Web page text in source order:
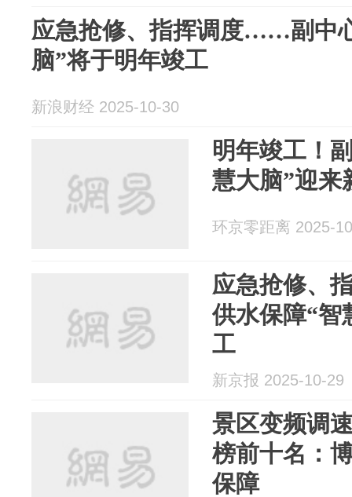
应急抢修、指挥调度……副中
脑”将于明年竣工
新浪财经 2025-10-30
明年竣工！
慧大脑”迎来
环京零距离 2025-
应急抢修、
供水保障“智
工
新京报 2025-10-29
景区变频调
榜前十名：
保障